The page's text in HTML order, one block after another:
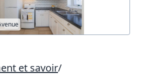
et savoir/